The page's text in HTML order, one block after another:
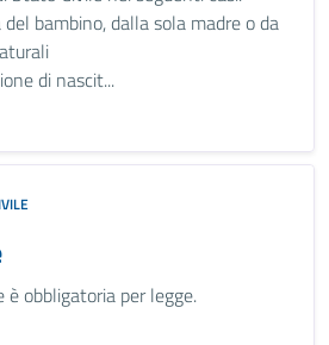
bambino, dalla sola madre o da
di nascit...
obbligatoria per legge.